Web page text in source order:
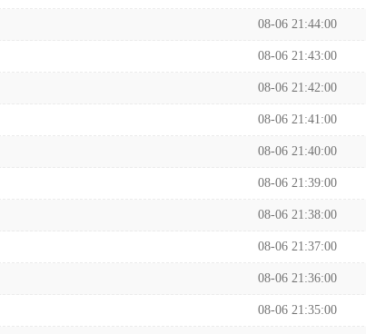
08-06 21:44:00
08-06 21:43:00
08-06 21:42:00
08-06 21:41:00
08-06 21:40:00
08-06 21:39:00
08-06 21:38:00
08-06 21:37:00
08-06 21:36:00
08-06 21:35:00